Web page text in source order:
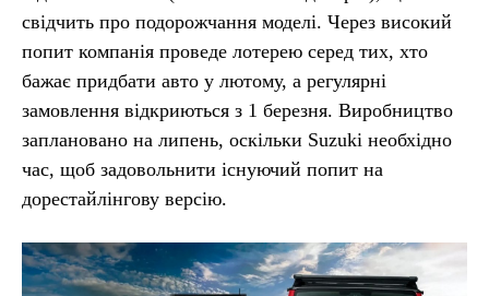
свідчить про подорожчання моделі. Через високий
попит компанія проведе лотерею серед тих, хто
бажає придбати авто у лютому, а регулярні
замовлення відкриються з 1 березня. Виробництво
заплановано на липень, оскільки Suzuki необхідно
час, щоб задовольнити існуючий попит на
дорестайлінгову версію.